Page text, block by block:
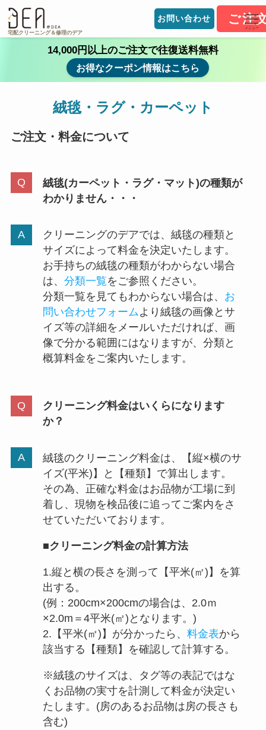
宅配クリーニング＆修理のデア
お問い合わせ ご注
メニュー
14,000円以上のご注文で往復送料無料
お得なクーポン情報はこちら
絨毯・ラグ・カーペット
ご注文・料金について
絨毯(カーペット・ラグ・マット)の種類が
わかりません・・・
クリーニングのデアでは、絨毯の種類と
サイズによって料金を決定いたします。
お手持ちの絨毯の種類がわからない場合
は、 分類一覧をご参照ください。
分類一覧を見てもわからない場合は、 お
問い合わせフォームより絨毯の画像とサ
イズ等の詳細をメールいただければ、画
像で分かる範囲にはなりますが、分類と
概算料金をご案内いたします。
クリーニング料金はいくらになります
か？
絨毯のクリーニング料金は、【縦×横のサ
イズ(平米)】と【種類】で算出します。
その為、正確な料金はお品物が工場に到
着し、現物を検品後に追ってご案内をさ
せていただいております。
■クリーニング料金の計算方法
1.縦と横の長さを測って【平米(㎡)】を算
出する。
(例：200cm×200cmの場合は、2.0ｍ
×2.0m＝4平米(㎡)となります。)
2.【平米(㎡)】が分かったら、 料金表から
該当する【種類】を確認して計算する。
※絨毯のサイズは、タグ等の表記ではな
くお品物の実寸を計測して料金が決定い
たします。(房のあるお品物は房の長さも
含む)